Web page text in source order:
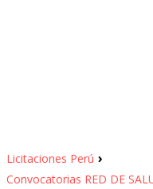
Licitaciones Perú ›
Convocatorias RED DE